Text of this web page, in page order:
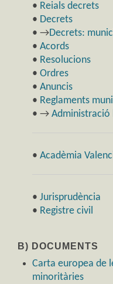
• Reials decrets
• Decrets
• →Decrets:
• Acords
• Resolucions
• Ordres
• Anuncis
• Reglaments
• → Administració
• Acadèmia
• Jurisprudència
• Registre civil
B) DOCUMENTS
Carta europea de
minoritàries